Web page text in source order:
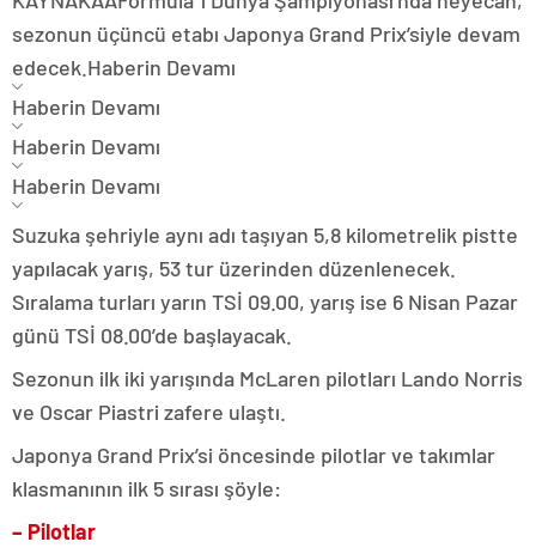
sezonun üçüncü etabı Japonya Grand Prix’siyle devam
edecek. Haberin Devamı
Haberin Devamı
Haberin Devamı
Haberin Devamı
Suzuka şehriyle aynı adı taşıyan 5,8 kilometrelik pistte
yapılacak yarış, 53 tur üzerinden düzenlenecek.
Sıralama turları yarın TSİ 09.00, yarış ise 6 Nisan Pazar
günü TSİ 08.00’de başlayacak.
Sezonun ilk iki yarışında McLaren pilotları Lando Norris
ve Oscar Piastri zafere ulaştı.
Japonya Grand Prix’si öncesinde pilotlar ve takımlar
klasmanının ilk 5 sırası şöyle:
– Pilotlar